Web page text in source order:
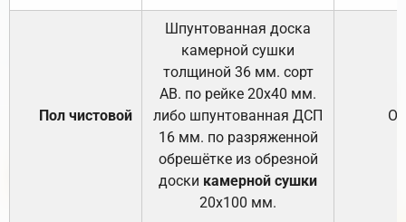
Пол чистовой
Шпунтованная доска
камерной сушки
толщиной 36 мм. сорт
АВ. по рейке 20х40 мм.
либо шпунтованная ДСП
16 мм. по разряженной
обрешётке из обрезной
доски камерной сушки
20х100 мм.